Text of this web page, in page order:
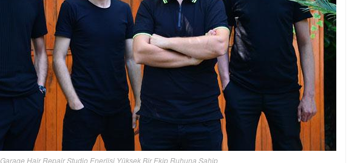
Garage Hair Repair Studio Enerjisi Yüksek Bir Ekip Ruhuna Sahip